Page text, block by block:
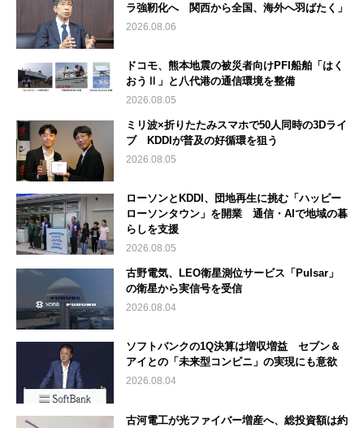
ラ強靭化へ 関西から全国、海外へ羽ばたく」
2026.08.06
ドコモ、熊本地震の被災者向けPFI船舶「はく
おうⅡ」と八代港の通信環境を整備
2026.08.05
ミリ波×折りたたみスマホで50人同時の3Dライ
ブ KDDIが普及の好循環を狙う
2026.08.05
ローソンとKDDI、団地再生に挑む「ハッピー
ローソンタウン」を開業 通信・AIで地域の暮
らしを支援
2026.08.05
古野電気、LEO衛星測位サービス「Pulsar」
の衛星から実信号を受信
2026.08.04
ソフトバンクの1Q決算は増収増益 セブン＆
アイとの「未来型コンビニ」の実現にも意欲
2026.08.04
古河電工が光ファイバー増産へ、総投資額は約